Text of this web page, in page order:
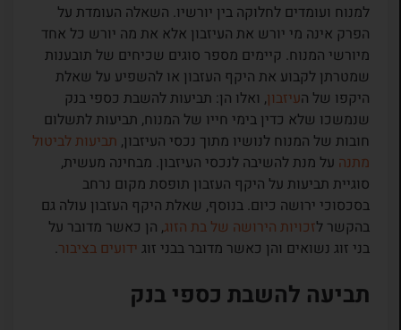
למנוח ועומדים לחלוקה בין יורשיו. השאלה העומדת על
הפרק אינה מי יורש את העיזבון אלא את מה יורש כל אחד
מיורשי המנוח. קיימים מספר סוגים שכיחים של תובענות
שמטרתן לקבוע את היקף העזבון או להשפיע על שאלת
היקפו של העיזבון, ואלו הן: תביעות להשבת כספי בנק
שנמשכו שלא כדין בימי חייו של המנוח, תביעות לתשלום
חובות של המנוח לנושיו מתוך נכסי העיזבון, תביעות לביטול
מתנהעל מנת להשיבה לנכסי העיזבון. מבחינה מעשית,
סוגיית תביעות על היקף העזבון תופסת מקום נרחב
בסכסוכי ירושה כיום. בנוסף, שאלת היקף העזבון עולה גם
בהקשר לזכויות הירושה של בת הזוג, הן כאשר מדובר על
בני זוג נשואים והן כאשר מדובר בבני זוג ידועים בציבור.
תביעה להשבת כספי בנק